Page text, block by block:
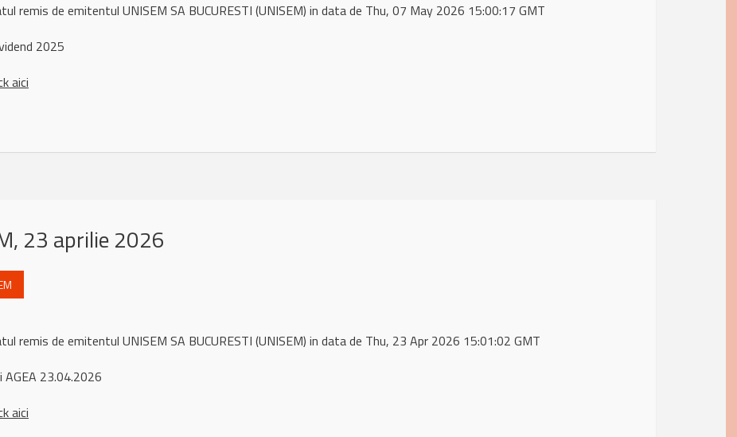
remis de emitentul UNISEM SA BUCURESTI (UNISEM) in data de Thu, 07 May 2026 15:00:17 GMT
2025
aici
23 aprilie 2026
remis de emitentul UNISEM SA BUCURESTI (UNISEM) in data de Thu, 23 Apr 2026 15:01:02 GMT
AGEA 23.04.2026
aici